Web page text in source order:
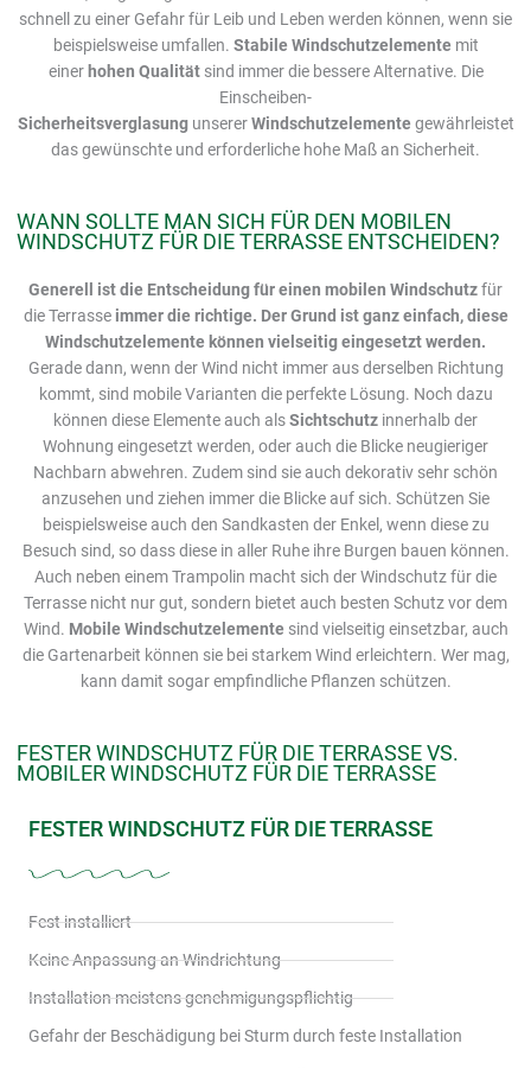
schnell zu einer Gefahr für Leib und Leben werden können, wenn sie
beispielsweise umfallen. Stabile Windschutzelemente mit
einer hohen Qualitätsind immer die bessere Alternative. Die
Einscheiben-
SicherheitsverglasungunsererWindschutzelemente gewährleistet
das gewünschte und erforderliche hohe Maß an Sicherheit.
WANN SOLLTE MAN SICH FÜR DEN MOBILEN
WINDSCHUTZ FÜR DIE TERRASSE ENTSCHEIDEN?
Generell ist die Entscheidung für einen mobilen Windschutzfür
die Terrasse immer die richtige. Der Grund ist ganz einfach, diese
Windschutzelemente können vielseitig eingesetzt werden.
Gerade dann, wenn der Wind nicht immer aus derselben Richtung
kommt, sind mobile Varianten die perfekte Lösung. Noch dazu
können diese Elemente auch alsSichtschutz innerhalb der
Wohnung eingesetzt werden, oder auch die Blicke neugieriger
Nachbarn abwehren. Zudem sind sie auch dekorativ sehr schön
anzusehen und ziehen immer die Blicke auf sich. Schützen Sie
beispielsweise auch den Sandkasten der Enkel, wenn diese zu
Besuch sind, so dass diese in aller Ruhe ihre Burgen bauen können.
Auch neben einem Trampolin macht sich der Windschutz für die
Terrasse nicht nur gut, sondern bietet auch besten Schutz vor dem
Wind. Mobile Windschutzelemente sind vielseitig einsetzbar, auch
die Gartenarbeit können sie bei starkem Wind erleichtern. Wer mag,
kann damit sogar empfindliche Pflanzen schützen.
FESTER WINDSCHUTZ FÜR DIE TERRASSE VS.
MOBILER WINDSCHUTZ FÜR DIE TERRASSE
FESTER WINDSCHUTZ FÜR DIE TERRASSE
Fest installiert
Keine Anpassung an Windrichtung
Installation meistens genehmigungspflichtig
Gefahr der Beschädigung bei Sturm durch feste Installation